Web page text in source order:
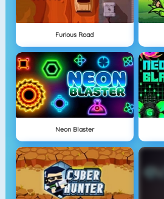
Furious Road
Neon Blaster